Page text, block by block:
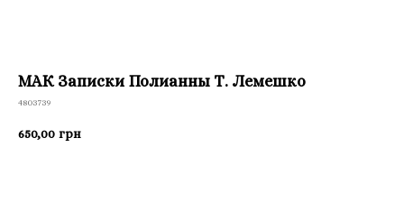
МАК Записки Полианны Т. Лемешко
4803739
650,00 грн